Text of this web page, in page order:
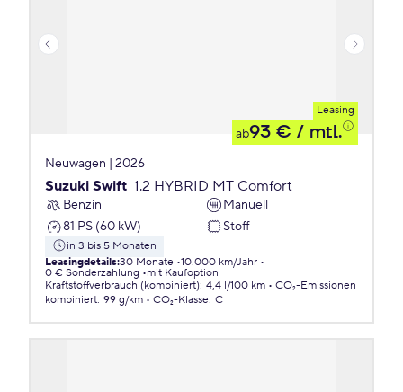
Leasing
ab93 € / mtl.
Neuwagen | 2026
Suzuki Swift 1.2 HYBRID MT Comfort
Benzin
Manuell
81 PS (60 kW)
Stoff
in 3 bis 5 Monaten
Leasingdetails:30 Monate 10.000 km/Jahr
0 € Sonderzahlung
mit Kaufoption
Kraftstoffverbrauch (kombiniert): 4,4 l/100 km
CO₂-Emissionen
kombiniert: 99 g/km CO₂-Klasse: C